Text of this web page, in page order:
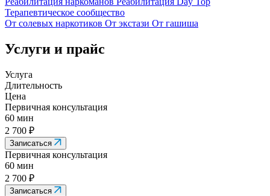
Терапевтическое сообщество
От солевых наркотиков От экстази От гашиша
Услуги и прайс
Услуга
Длительность
Цена
Первичная консультация
60 мин
2 700 ₽
Записаться
Первичная консультация
60 мин
2 700 ₽
Записаться